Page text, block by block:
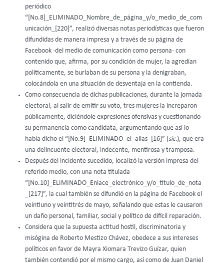
periódico
“[No.8]_ELIMINADO_Nombre_de_página_y/o_medio_de_com
unicación_[220]”, realizó diversas notas periodísticas que fueron
difundidas de manera impresa y a través de su página de
Facebook -del medio de comunicación como persona- con
contenido que, afirma, por su condición de mujer, la agredían
políticamente, se burlaban de su persona y la denigraban,
colocándola en una situación de desventaja en la contienda.
Como consecuencia de dichas publicaciones, durante la jornada
electoral, al salir de emitir su voto, tres mujeres la increparon
públicamente, diciéndole expresiones ofensivas y cuestionando
su permanencia como candidata, argumentando que así lo
había dicho el “[No.9]_ELIMINADO_el_alias_[16]” (sic.), que era
una delincuente electoral, indecente, mentirosa y tramposa.
Después del incidente sucedido, localizó la versión impresa del
referido medio, con una nota titulada
“[No.10]_ELIMINADO_Enlace_electrónico_y/o_título_de_nota
_[217]”, la cual también se difundió en la página de Facebook el
veintiuno y veintitrés de mayo, señalando que estas le causaron
un daño personal, familiar, social y político de difícil reparación.
Considera que la supuesta actitud hostil, discriminatoria y
misógina de Roberto Mestizo Chávez, obedece a sus intereses
políticos en favor de Mayra Xiomara Trevizo Guízar, quien
también contendió por el mismo cargo, así como de Juan Daniel